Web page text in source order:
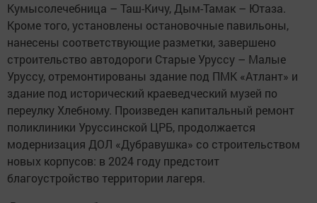
Кумысолечебница – Таш-Кичу, Дым-Тамак – Ютаза.
Кроме того, установлены остановочные павильоны,
нанесены соответствующие разметки, завершено
строительство автодороги Старые Уруссу – Малые
Уруссу, отремонтированы здание под ПМК «Атлант» и
здание под исторический краеведческий музей по
переулку Хлебному. Произведен капитальный ремонт
поликлиники Уруссинской ЦРБ, продолжается
модернизация ДОЛ «Дубравушка» со строительством
новых корпусов: в 2024 году предстоит
благоустройство территории лагеря.